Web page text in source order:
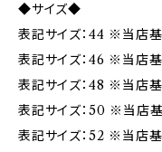
◆サイズ◆
表記サイズ：44 ※当店基
表記サイズ：46 ※当店基
表記サイズ：48 ※当店基
表記サイズ：50 ※当店
表記サイズ：52 ※当店